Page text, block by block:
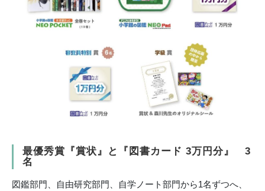
最優秀賞『賞状』と『図書カード 3万円分』 3
名
図鑑部門、自由研究部門、自学ノート部門から1名ずつへ、